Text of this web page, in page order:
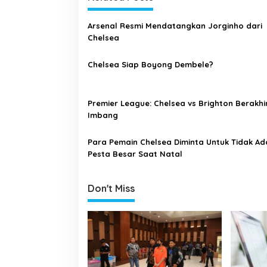
v
g
t
o
n
Arsenal Resmi Mendatangkan Jorginho dari
Chelsea
Chelsea Siap Boyong Dembele?
Premier League: Chelsea vs Brighton
Imbang
Para Pemain Chelsea Diminta Untuk Tidak
Pesta Besar Saat Natal
Don't Miss